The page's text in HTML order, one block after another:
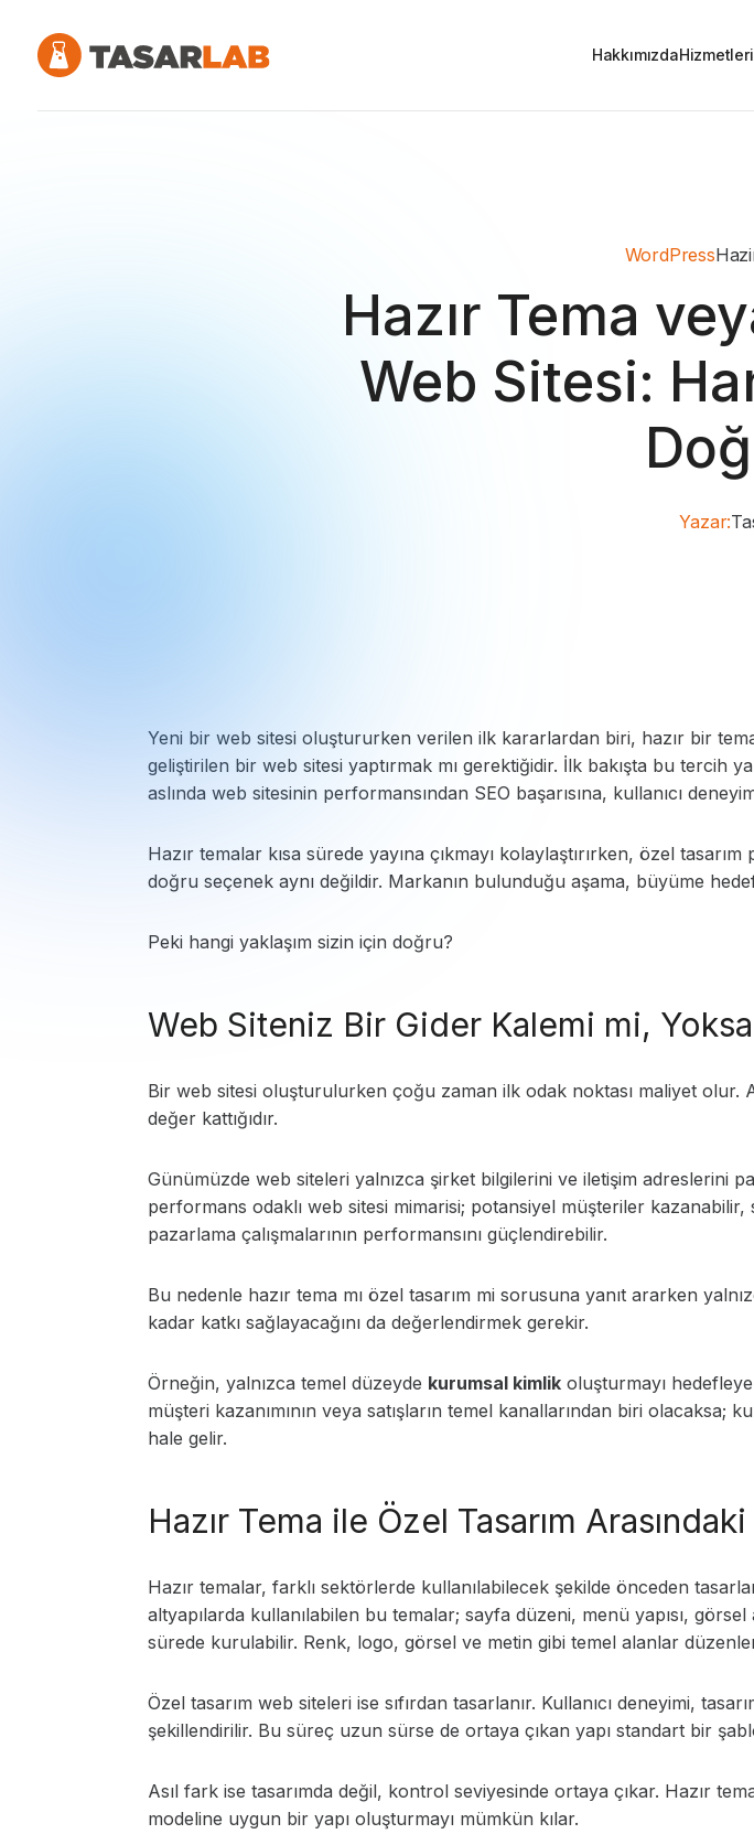
Hakkımızda
WordPress
Hazır Tema
Web Sitesi:
Yazar:
Yeni bir web sitesi oluştururken verilen ilk kararlardan biri, hazır bir
geliştirilen bir web sitesi yaptırmak mı gerektiğidir. İlk bakışta bu tercih
aslında web sitesinin performansından SEO başarısına, kullanıcı
Hazır temalar kısa sürede yayına çıkmayı kolaylaştırırken, özel
doğru seçenek aynı değildir. Markanın bulunduğu aşama, büyüme
Peki hangi yaklaşım sizin için doğru?
Web Siteniz Bir Gider Kalemi mi, Yoksa
Bir web sitesi oluşturulurken çoğu zaman ilk odak noktası maliyet olur.
değer kattığıdır.
Günümüzde web siteleri yalnızca şirket bilgilerini ve iletişim adreslerini
performans odaklı web sitesi mimarisi; potansiyel müşteriler
pazarlama çalışmalarının performansını güçlendirebilir.
Bu nedenle hazır tema mı özel tasarım mi sorusuna yanıt ararken
kadar katkı sağlayacağını da değerlendirmek gerekir.
Örneğin, yalnızca temel düzeyde kurumsal kimlik oluşturmayı
müşteri kazanımının veya satışların temel kanallarından biri
hale gelir.
Hazır Tema ile Özel Tasarım
Hazır temalar, farklı sektörlerde kullanılabilecek şekilde önceden
altyapılarda kullanılabilen bu temalar; sayfa düzeni, menü yapısı,
sürede kurulabilir. Renk, logo, görsel ve metin gibi temel alanlar
Özel tasarım web siteleri ise sıfırdan tasarlanır. Kullanıcı deneyimi,
şekillendirilir. Bu süreç uzun sürse de ortaya çıkan yapı standart bir
Asıl fark ise tasarımda değil, kontrol seviyesinde ortaya çıkar. Hazır
modeline uygun bir yapı oluşturmayı mümkün kılar.